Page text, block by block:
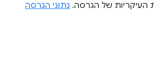
נתוני הגרסה